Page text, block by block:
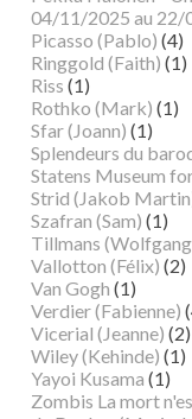
04/11/2025 au 22/
Picasso (Pablo) (4)
Ringgold (Faith) (1)
Riss (1)
Rothko (Mark) (1)
Sfar (Joann) (1)
Splendeurs du
Statens Museum
Strid (Jakob
Szafran (Sam) (1)
Tillmans
Vallotton (Félix) (2)
Van Gogh (1)
Verdier (Fabienne)
Vicerial (Jeanne) (2)
Wiley (Kehinde) (1)
Yayoi Kusama (1)
Zombis La mort